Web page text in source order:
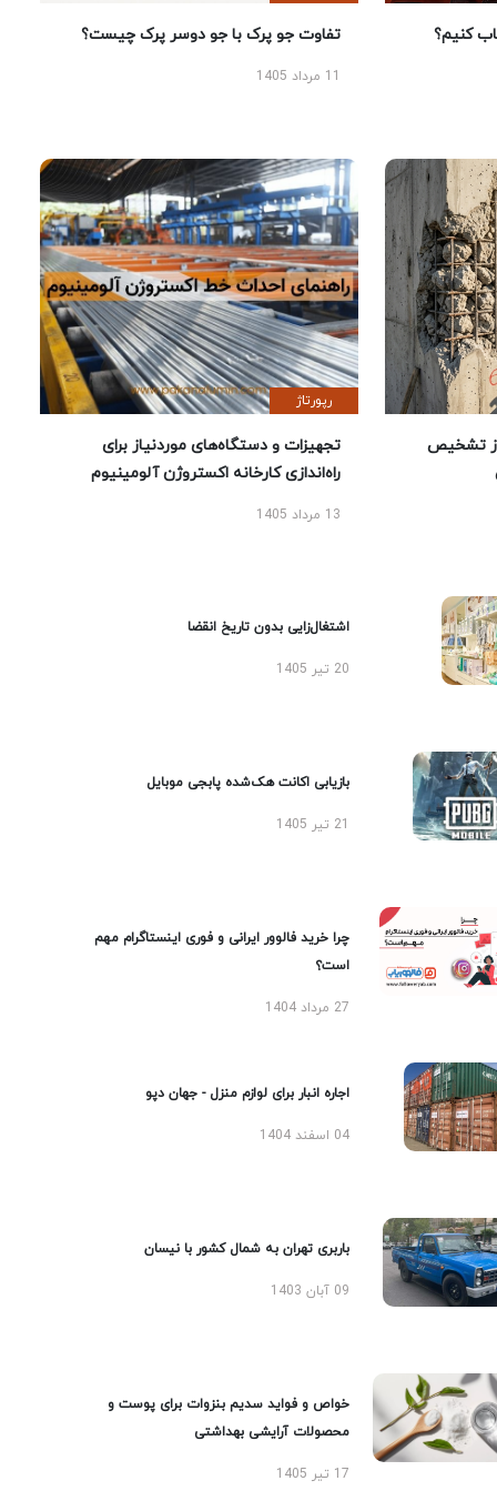
کنیم؟ تفاوت جو پرک با جو دوسر پرک چیست؟
تشخیص
رپورتاژ
تجهیزات و دستگاه‌های موردنیاز برای
راه‌اندازی کارخانه اکستروژن آلومینیوم
13 مرداد 1405
اشتغال‌زایی بدون تاریخ انقضا
20 تیر 1405
بازیابی اکانت هک‌شده پابجی موبایل
چرا خرید فالوور ایرانی و فوری اینستاگرام مهم
است؟
27 مرداد 1404
اجاره انبار برای لوازم منزل - جهان دپو
04 اسفند 1404
باربری تهران به شمال کشور با نیسان
09 آبان 1403
خواص و فواید سدیم بنزوات برای پوست و
محصولات آرایشی بهداشتی
17 تیر 1405